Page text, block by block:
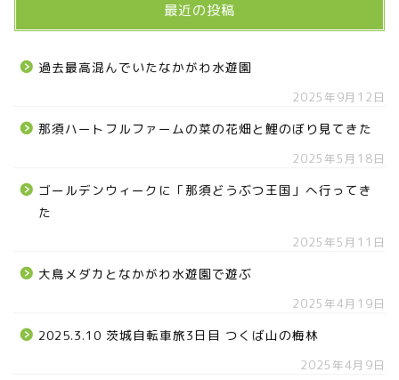
最近の投稿
過去最高混んでいたなかがわ水遊園
2025年9月12日
那須ハートフルファームの菜の花畑と鯉のぼり見てきた
2025年5月18日
ゴールデンウィークに「那須どうぶつ王国」へ行ってき
た
2025年5月11日
大鳥メダカとなかがわ水遊園で遊ぶ
2025年4月19日
2025.3.10 茨城自転車旅3日目 つくば山の梅林
2025年4月9日